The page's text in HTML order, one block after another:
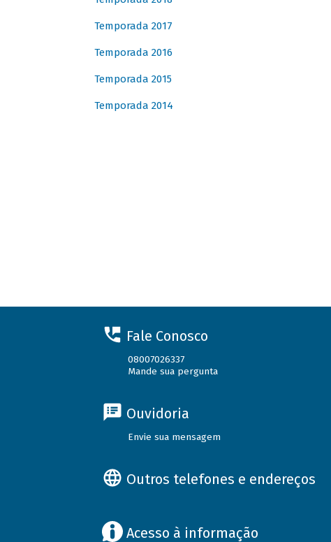
Temporada 2017
Temporada 2016
Temporada 2015
Temporada 2014
Fale Conosco
08007026337
Mande sua pergunta
Ouvidoria
Envie sua mensagem
Outros telefones e endereços
Acesso à informação